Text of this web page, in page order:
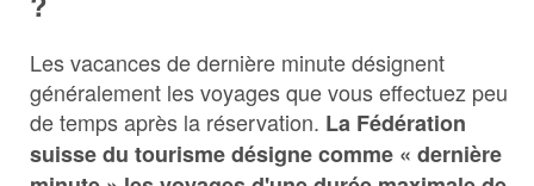
Les vacances de dernière minute désignent
généralement les voyages que vous effectuez peu
de temps après la réservation. La Fédération
suisse du tourisme désigne comme « dernière